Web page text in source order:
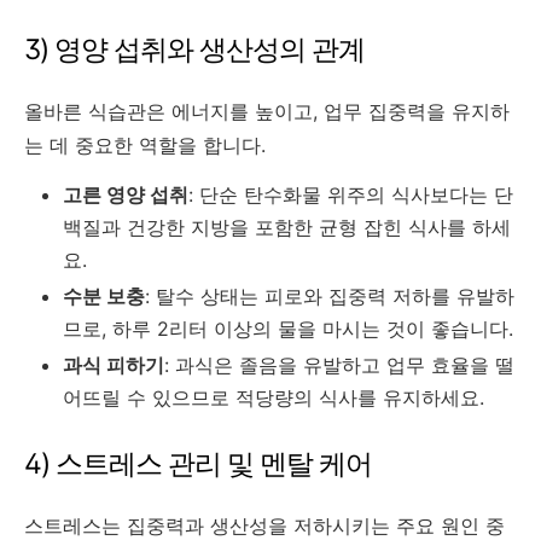
3) 영양 섭취와 생산성의 관계
올바른 식습관은 에너지를 높이고, 업무 집중력을 유지하
는 데 중요한 역할을 합니다.
고른 영양 섭취: 단순 탄수화물 위주의 식사보다는 단
백질과 건강한 지방을 포함한 균형 잡힌 식사를 하세
요.
수분 보충: 탈수 상태는 피로와 집중력 저하를 유발하
므로, 하루 2리터 이상의 물을 마시는 것이 좋습니다.
과식 피하기: 과식은 졸음을 유발하고 업무 효율을 떨
어뜨릴 수 있으므로 적당량의 식사를 유지하세요.
4) 스트레스 관리 및 멘탈 케어
스트레스는 집중력과 생산성을 저하시키는 주요 원인 중